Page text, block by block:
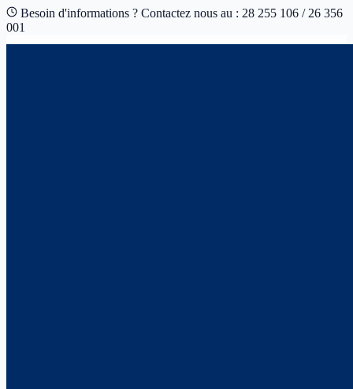
Besoin d'informations ? Contactez nous au : 28 255 106 / 26 356
001